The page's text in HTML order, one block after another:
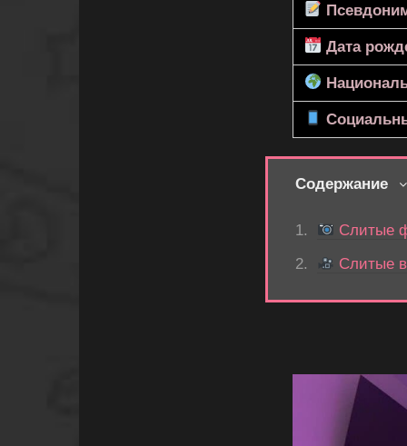
Дата
Содержание
Слитые
Слитые